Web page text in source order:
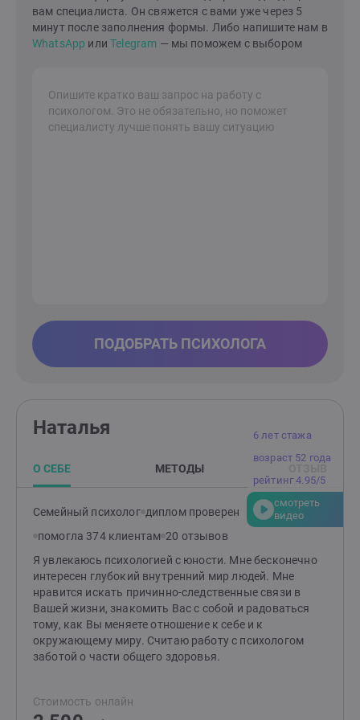
обретете стабильность и уверенность.Клиенты
отмечают мою отзывчивость, бережность в работе,
эмпатичность. Соблюдаю нормы этического кодекса,
выражаться матерными словами, проявлять все
свои эмоции, говорить открыто и откровенно.
вам специалиста. Он свяжется с вами уже через 5
минут после заполнения формы. Либо напишите нам в
WhatsApp илиTelegram — мы поможем с выбором
ПОДОБРАТЬ ПСИХОЛОГА
6 лет стажа
возраст 52 года
рейтинг 4.95/5
смотреть
видео
Наталья
О СЕБЕ МЕТОДЫ
Семейный психолог диплом проверен
помогла 374 клиентам 20 отзывов
Я увлекаюсь психологией с юности. Мне бесконечно
интересен глубокий внутренний мир людей. Мне
нравится искать причинно-следственные связи в
Вашей жизни, знакомить Вас с собой и радоваться
тому, как Вы меняете отношение к себе и к
окружающему миру. Считаю работу с психологом
заботой о части общего здоровья.
Стоимость онлайн